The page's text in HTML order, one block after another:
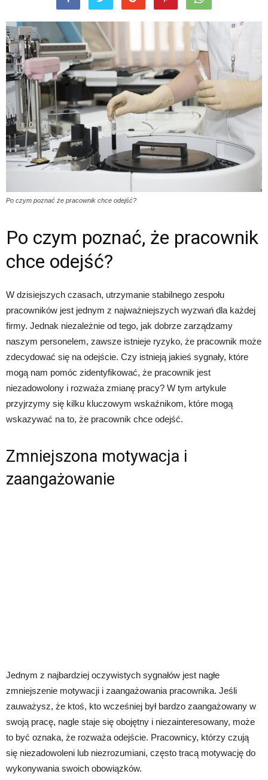
Po czym poznać że pracownik chce odejść?
Po czym poznać, że pracownik
chce odejść?
W dzisiejszych czasach, utrzymanie stabilnego zespołu
pracowników jest jednym z najważniejszych wyzwań dla każdej
firmy. Jednak niezależnie od tego, jak dobrze zarządzamy
naszym personelem, zawsze istnieje ryzyko, że pracownik może
zdecydować się na odejście. Czy istnieją jakieś sygnały, które
mogą nam pomóc zidentyfikować, że pracownik jest
niezadowolony i rozważa zmianę pracy? W tym artykule
przyjrzymy się kilku kluczowym wskaźnikom, które mogą
wskazywać na to, że pracownik chce odejść.
Zmniejszona motywacja i
zaangażowanie
Jednym z najbardziej oczywistych sygnałów jest nagłe
zmniejszenie motywacji i zaangażowania pracownika. Jeśli
zauważysz, że ktoś, kto wcześniej był bardzo zaangażowany w
swoją pracę, nagle staje się obojętny i niezainteresowany, może
to być oznaka, że rozważa odejście. Pracownicy, którzy czują
się niezadowoleni lub niezrozumiani, często tracą motywację do
wykonywania swoich obowiązków.